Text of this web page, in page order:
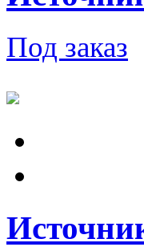
Под заказ